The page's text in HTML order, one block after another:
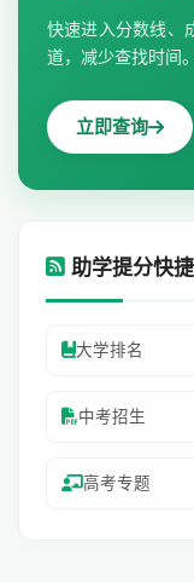
快速进入分数线、
道，减少查找时间。
立即查询
助学提分快
大学排名
中考招生
高考专题